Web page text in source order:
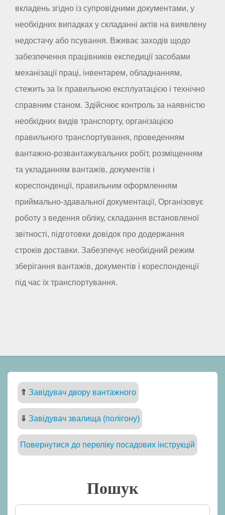
вкладень згідно із супровідними документами, у
необхідних випадках у складанні актів на виявлену
недостачу або псування. Вживає заходів щодо
забезпечення працівників експедиції засобами
механізації праці, інвентарем, обладнанням,
стежить за їх правильною експлуатацією і технічно
справним станом. Здійснює контроль за наявністю
необхідних видів транспорту, організацією
правильного транспортування, проведенням
вантажно-розвантажувальних робіт, розміщенням
та укладанням вантажів, документів і
кореспонденції, правильним оформленням
приймально-здавальної документації, Організовує
роботу з ведення обліку, складання встановленої
звітності, підготовки довідок про додержання
строків доставки. Забезпечує необхідний режим
зберігання вантажів, документів і кореспонденції
під час їх транспортування.
⇑ Завідувач двору вантажного
⇓ Завідувач звалища (полігону)
Повернутися до переліку посадових інструкцій
Пошук